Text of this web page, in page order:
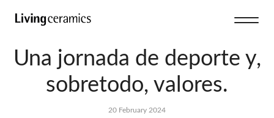
Una jornada de deporte y,
sobretodo, valores.
20 February 2024